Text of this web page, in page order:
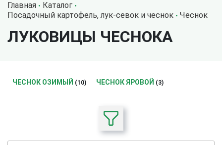
Главная
Каталог
Посадочный картофель, лук-севок и чеснок
Чеснок
ЛУКОВИЦЫ ЧЕСНОКА
ЧЕСНОК ОЗИМЫЙ (10) ЧЕСНОК ЯРОВОЙ (3)